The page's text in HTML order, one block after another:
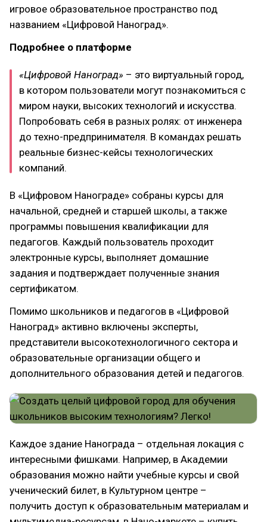
игровое образовательное пространство под
названием «Цифровой Наноград».
Подробнее о платформе
«Цифровой Наноград» – это виртуальный город,
в котором пользователи могут познакомиться с
миром науки, высоких технологий и искусства.
Попробовать себя в разных ролях: от инженера
до техно-предпринимателя. В командах решать
реальные бизнес-кейсы технологических
компаний.
В «Цифровом Нанограде» собраны курсы для
начальной, средней и старшей школы, а также
программы повышения квалификации для
педагогов. Каждый пользователь проходит
электронные курсы, выполняет домашние
задания и подтверждает полученные знания
сертификатом.
Помимо школьников и педагогов в «Цифровой
Наноград» активно включены эксперты,
представители высокотехнологичного сектора и
образовательные организации общего и
дополнительного образования детей и педагогов.
Каждое здание Нанограда – отдельная локация с
интересными фишками. Например, в Академии
образования можно найти учебные курсы и свой
ученический билет, в Культурном центре –
получить доступ к образовательным материалам и